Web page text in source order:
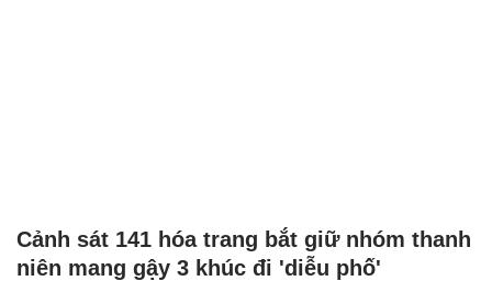
Cảnh sát 141 hóa trang bắt giữ nhóm thanh
niên mang gậy 3 khúc đi 'diễu phố'